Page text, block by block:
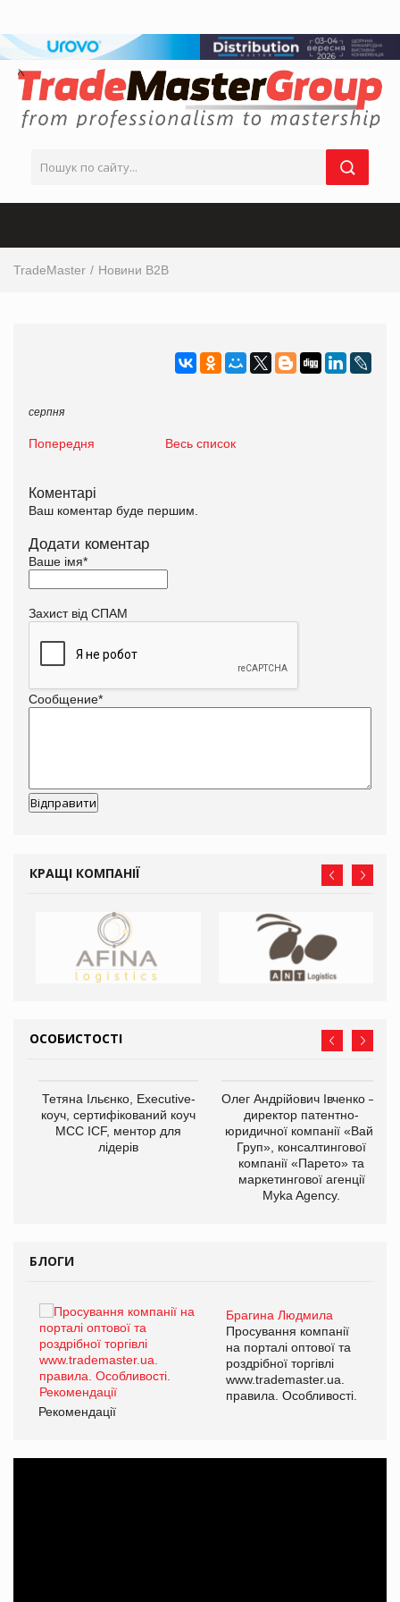
TradeMaster Новини B2B
серпня
Попередня Весь список
Коментарі
Ваш коментар буде першим.
Додати коментар
Ваше імя*
Захист від СПАМ
Сообщение*
КРАЩІ КОМПАНІЇ
ОСОБИСТОСТІ
Тетяна Ільєнко, Executive-
коуч, сертифікований коуч
МСС ICF, ментор для
лідерів
Олег Андрійович Івченко —
директор патентно-
юридичної компанії «Вайз
Груп», консалтингової
компанії «Парето» та
маркетингової агенції
Myka Agency.
БЛОГИ
Брагина Людмила
Просування компанії
на порталі оптової та
роздрібної торгівлі
www.trademaster.ua.
правила. Особливості.
Рекомендації